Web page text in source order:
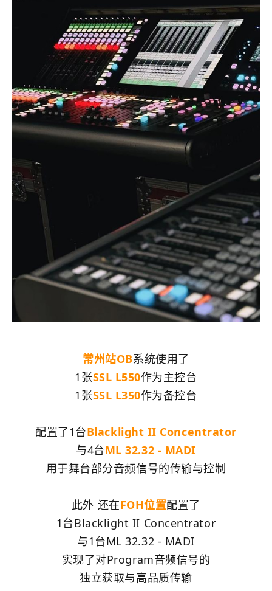
常州站OB系统使用了
1张SSL L550作为主控台
1张SSL L350作为备控台
配置了1台Blacklight II Concentrator
与4台ML 32.32 - MADI
用于舞台部分音频信号的传输与控制
此外 还在FOH位置配置了
1台Blacklight II Concentrator
与1台ML 32.32 - MADI
实现了对Program音频信号的
独立获取与高品质传输